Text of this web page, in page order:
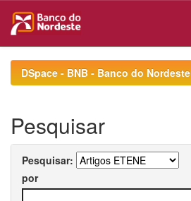
navigationDSpace - BNB - Banco do
Pesquisar
Pesquisar:
por